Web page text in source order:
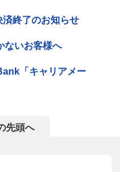
済終了のお知らせ
ないお客様へ
「キャリアメー
先頭へ